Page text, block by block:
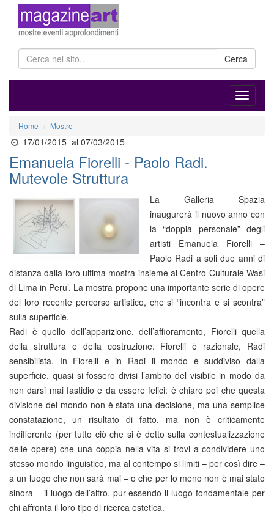
Cerca
Home Mostre
17/01/2015 al 07/03/2015
Emanuela Fiorelli - Paolo Radi.
Mutevole Struttura
La Galleria Spazia
inaugurerà il nuovo anno con
la “doppia personale” degli
artisti Emanuela Fiorelli –
Paolo Radi a soli due anni di
distanza dalla loro ultima mostra insieme al Centro Culturale Wasi
di Lima in Peru’. La mostra propone una importante serie di opere
del loro recente percorso artistico, che si “incontra e si scontra”
sulla superficie.
Radi è quello dell’apparizione, dell’affioramento, Fiorelli quella
della struttura e della costruzione. Fiorelli è razionale, Radi
sensibilista. In Fiorelli e in Radi il mondo è suddiviso dalla
superficie, quasi si fossero divisi l’ambito del visibile in modo da
non darsi mai fastidio e da essere felici: è chiaro poi che questa
divisione del mondo non è stata una decisione, ma una semplice
constatazione, un risultato di fatto, ma non è criticamente
indifferente (per tutto ciò che si è detto sulla contestualizzazione
delle opere) che una coppia nella vita si trovi a condividere uno
stesso mondo linguistico, ma al contempo si limiti – per così dire –
a un luogo che non sarà mai – o che per lo meno non è mai stato
sinora – il luogo dell’altro, pur essendo il luogo fondamentale per
chi affronta il loro tipo di ricerca estetica.